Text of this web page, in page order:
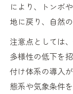
により、トンボ
地に戻り、自然
注意点としては
多様性の低下を
付け体系の導入
態系や気象条件